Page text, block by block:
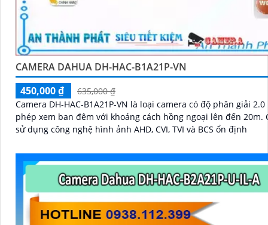
CAMERA DAHUA DH-HAC-B1A21P-VN
450,000 ₫
635,000 ₫
Camera DH-HAC-B1A21P-VN là loại camera có độ phân giải 2.0
phép xem ban đêm với khoảng cách hồng ngoại lên đến 20m. Camera
sử dụng công nghệ hình ảnh AHD, CVI, TVI và BCS ổn định